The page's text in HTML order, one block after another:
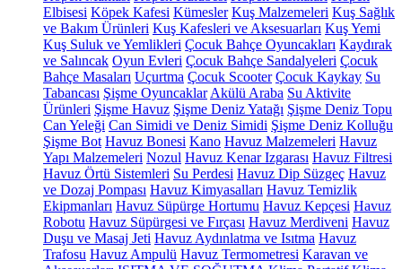
Elbisesi Köpek Kafesi Kümesler Kuş Malzemeleri Kuş Sağlık
ve Bakım Ürünleri Kuş Kafesleri ve Aksesuarları Kuş Yemi
Kuş Suluk ve Yemlikleri Çocuk Bahçe Oyuncakları Kaydırak
ve Salıncak Oyun Evleri Çocuk Bahçe Sandalyeleri Çocuk
Bahçe Masaları Uçurtma Çocuk Scooter Çocuk Kaykay Su
Tabancası Şişme Oyuncaklar Akülü Araba Su Aktivite
Ürünleri Şişme Havuz Şişme Deniz Yatağı Şişme Deniz Topu
Can Yeleği Can Simidi ve Deniz Simidi Şişme Deniz Kolluğu
Şişme Bot Havuz Bonesi Kano Havuz Malzemeleri Havuz
Yapı Malzemeleri Nozul Havuz Kenar Izgarası Havuz Filtresi
Havuz Örtü Sistemleri Su Perdesi Havuz Dip Süzgeç Havuz
ve Dozaj Pompası Havuz Kimyasalları Havuz Temizlik
Ekipmanları Havuz Süpürge Hortumu Havuz Kepçesi Havuz
Robotu Havuz Süpürgesi ve Fırçası Havuz Merdiveni Havuz
Duşu ve Masaj Jeti Havuz Aydınlatma ve Isıtma Havuz
Trafosu Havuz Ampulü Havuz Termometresi Karavan ve